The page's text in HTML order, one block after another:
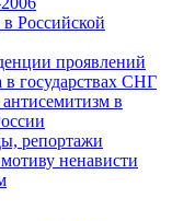
Российской
проявлений
в государствах СНГ
в
репортажи
ненависти